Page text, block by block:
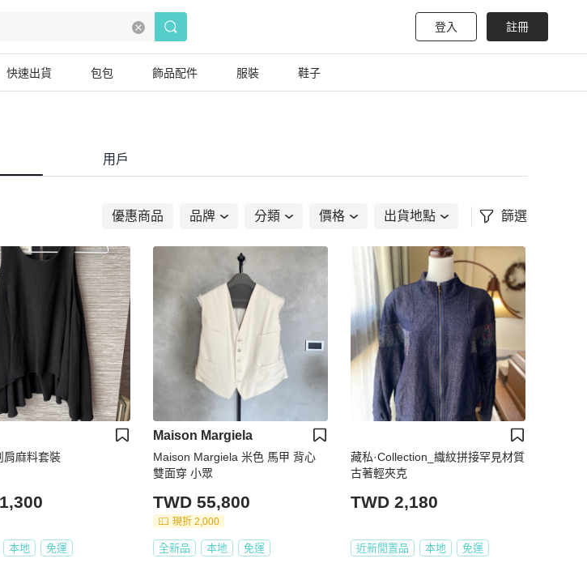
登入 註冊
快速出貨 包包 飾品配件 服裝 鞋子
用戶
優惠商品 品牌 分類 價格 出貨地點 篩選
肩麻料套裝
本地 免運
Maison Margiela
Maison Margiela 米色 馬甲 背心
雙面穿 小眾
TWD 55,800
現折 2,000
全新品 本地 免運
藏私·Collection_織紋拼接罕見材質
古著輕夾克
TWD 2,180
近新閒置品 本地 免運